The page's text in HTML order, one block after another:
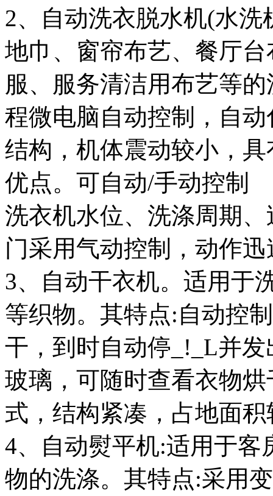
2、自动洗衣脱水机(水
地巾、窗帘布艺、餐厅
服、服务清洁用布艺等
程微电脑自动控制，自
结构，机体震动较小，
优点。可自动/手动控制
洗衣机水位、洗涤周期
门采用气动控制，动作
3、自动干衣机。适用于
等织物。其特点:自动控
干，到时自动停_!_L并
玻璃，可随时查看衣物
式，结构紧凑，占地面积
4、自动熨平机:适用于客
物的洗涤。其特点:采用